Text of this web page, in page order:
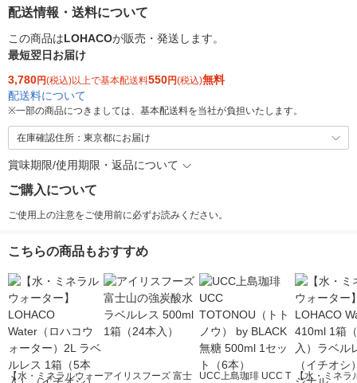
配送情報・送料について
この商品はLOHACOが販売・発送します。
最短翌日お届け
3,780円(税込)以上で基本配送料550円(税込)無料
配送料について
※一部の商品につきましては、基本配送料を当社が負担いたします。
在庫確認住所：東京都にお届け
賞味期限/使用期限・返品について
ご購入について
ご使用上の注意をご使用前に必ずお読みください。
こちらの商品もおすすめ
【水・ミネラルウォーアイリスフーズ 富士
UCC上島珈琲 UCC T 【水・ミネラ